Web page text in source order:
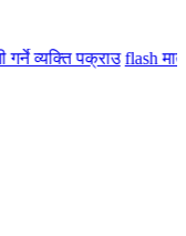
व्यक्ति पक्राउ flashमातृ